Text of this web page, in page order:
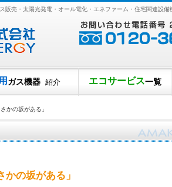
・太陽光発電・オール電化・エネファーム・住宅関連設備
ガス機器 紹介 エコサービス一覧
の坂がある」
の坂がある」